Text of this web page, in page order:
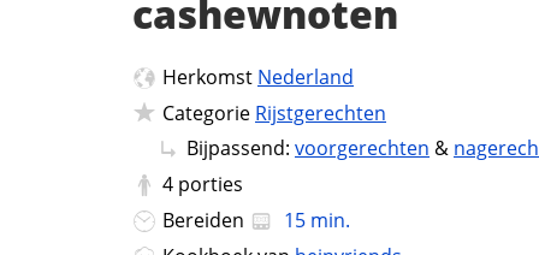
cashewnoten
Herkomst Nederland
Categorie Rijstgerechten
Bijpassend: voorgerechten &
4 porties
Bereiden
15 min.